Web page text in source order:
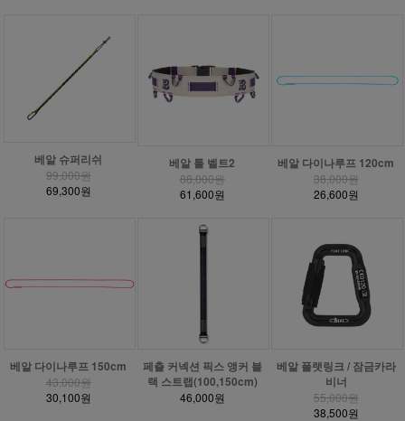
베알 슈퍼리쉬
99,000원
69,300원
베알 툴 벨트2
88,000원
61,600원
베알 다이나루프 120cm
38,000원
26,600원
베알 다이나루프 150cm
43,000원
30,100원
페츨 커넥션 픽스 앵커 블
랙 스트랩(100,150cm)
46,000원
베알 플랫링크 / 잠금카라
비너
55,000원
38,500원